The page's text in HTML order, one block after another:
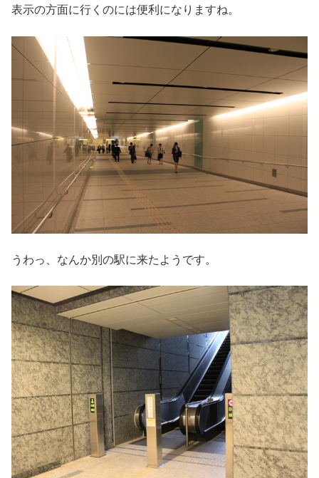
表示の方面に行くのには便利になりますね。
うわっ、なんか別の駅に来たようです。